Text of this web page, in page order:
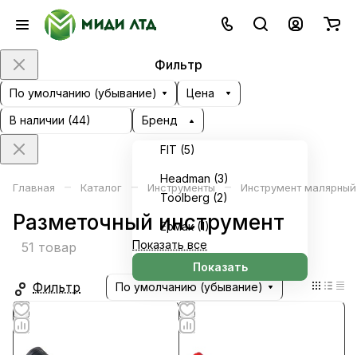
Фильтр
По умолчанию (убывание)
Цена
В наличии (44) Бренд
FIT (5)
Headman (3)
Toolberg (2)
Ермак (1)
Показать все
Показать
Главная – Каталог – Инструменты – Инструмент
Разметочный инструмент
51 товар
Фильтр По умолчанию (убывание)